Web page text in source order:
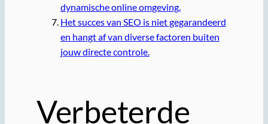
dynamische online omgeving.
Het succes van SEO is niet gegarandeerd
en hangt af van diverse factoren buiten
jouw directe controle.
Verbeterde